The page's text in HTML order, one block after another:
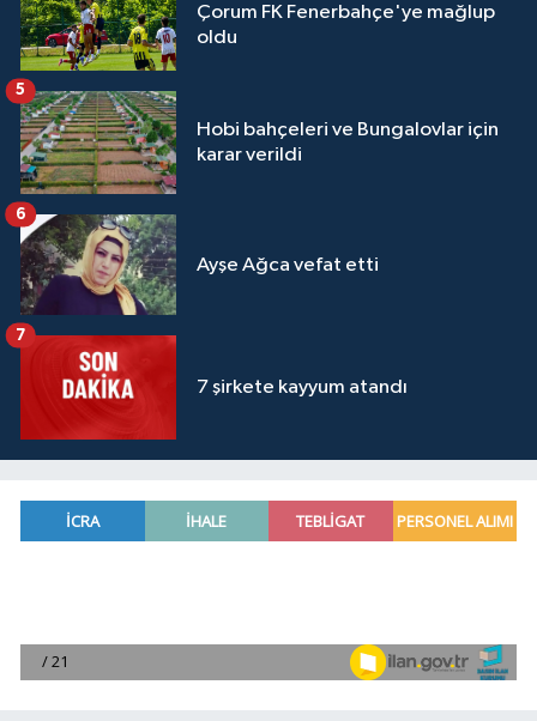
Çorum FK Fenerbahçe'ye mağlup
oldu
Hobi bahçeleri ve Bungalovlar için
karar verildi
5
Ayşe Ağca vefat etti
6
7 şirkete kayyum atandı
7